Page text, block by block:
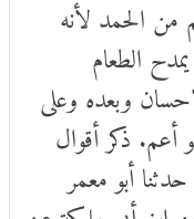
الحمد لأنه
الطعام
وبعده وعلى
أعم. ذكر أقوال
أبو معمر